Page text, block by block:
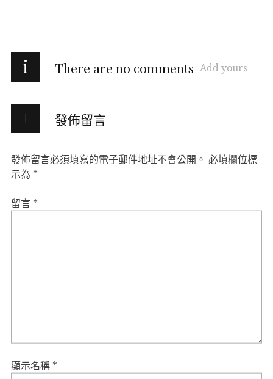
i There are no comments Add yours
發佈留言
發佈留言必須填寫的電子郵件地址不會公開。 必填欄位標
示為 *
留言 *
顯示名稱 *